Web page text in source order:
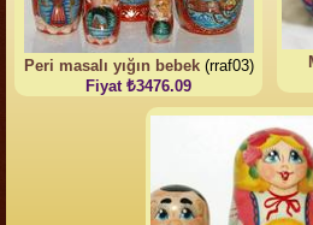
Peri masalı yığın bebek(rraf03)
Fiyat ₺3476.09